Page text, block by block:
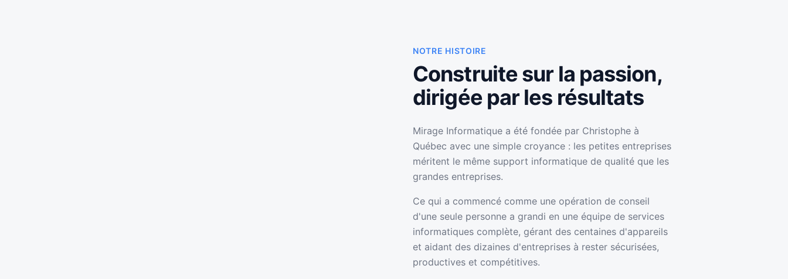
NOTRE HISTOIRE
Construite sur la passion,
dirigée par les résultats
Mirage Informatique a été fondée par Christophe à
Québec avec une simple croyance : les petites entreprises
méritent le même support informatique de qualité que les
grandes entreprises.
Ce qui a commencé comme une opération de conseil
d'une seule personne a grandi en une équipe de services
informatiques complète, gérant des centaines d'appareils
et aidant des dizaines d'entreprises à rester sécurisées,
productives et compétitives.